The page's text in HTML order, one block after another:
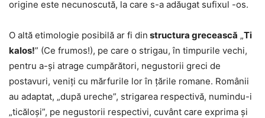
origine este necunoscută, la care s-a adăugat sufixul -os.
O altă etimologie posibilă ar fi din structura grecească „Ti
kalos!” (Ce frumos!), pe care o strigau, în timpurile vechi,
pentru a-și atrage cumpărători, negustorii greci de
postavuri, veniți cu mărfurile lor în țările romane. Românii
au adaptat, „după ureche”, strigarea respectivă, numindu-i
„ticăloși”, pe negustorii respectivi, cuvânt care exprima și